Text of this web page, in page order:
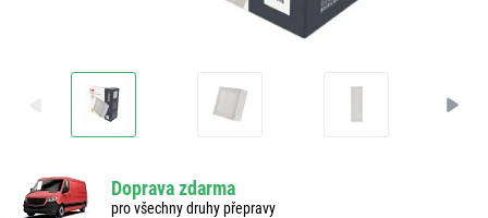
Doprava zdarma
pro všechny druhy přepravy